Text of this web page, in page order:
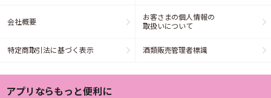
会社概要
お客さまの個人情報の
取扱いについて
特定商取引法に基づく表示 酒類販売管理者標識
アプリならもっと便利に